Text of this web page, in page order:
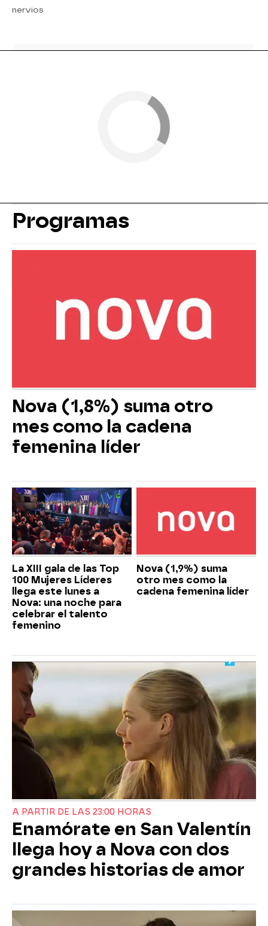
nervios
Programas
Nova (1,8%) suma otro
mes como la cadena
femenina líder
La XIII gala de las Top
100 Mujeres Líderes
llega este lunes a
Nova: una noche para
celebrar el talento
femenino
Nova (1,9%) suma
otro mes como la
cadena femenina líder
A PARTIR DE LAS 23:00 HORAS
Enamórate en San Valentín
llega hoy a Nova con dos
grandes historias de amor